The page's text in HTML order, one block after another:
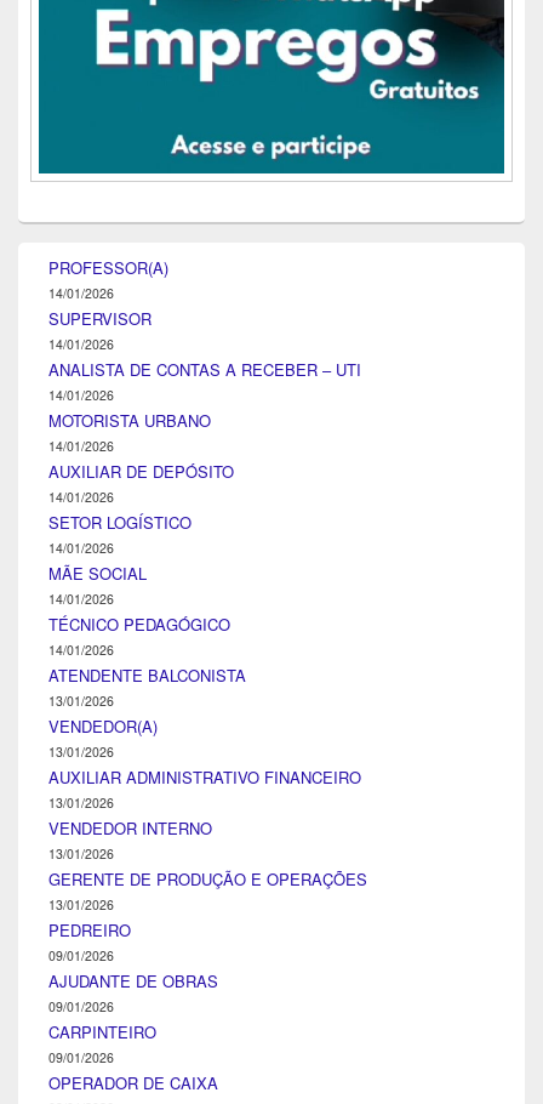
PROFESSOR(A)
14/01/2026
SUPERVISOR
14/01/2026
ANALISTA DE CONTAS A RECEBER – UTI
14/01/2026
MOTORISTA URBANO
14/01/2026
AUXILIAR DE DEPÓSITO
14/01/2026
SETOR LOGÍSTICO
14/01/2026
MÃE SOCIAL
14/01/2026
TÉCNICO PEDAGÓGICO
14/01/2026
ATENDENTE BALCONISTA
13/01/2026
VENDEDOR(A)
13/01/2026
AUXILIAR ADMINISTRATIVO FINANCEIRO
13/01/2026
VENDEDOR INTERNO
13/01/2026
GERENTE DE PRODUÇÃO E OPERAÇÕES
13/01/2026
PEDREIRO
09/01/2026
AJUDANTE DE OBRAS
09/01/2026
CARPINTEIRO
09/01/2026
OPERADOR DE CAIXA